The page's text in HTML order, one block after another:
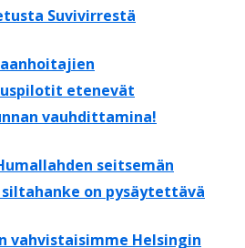
Suvivirrestä
etenevät
vauhdittamina!
seitsemän
on pysäytettävä
vahvistaisimme Helsingin